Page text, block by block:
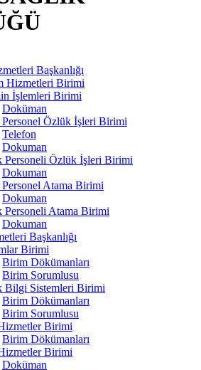
Başkanlığı
Hizmetleri Birimi
İşlemleri Birimi
Doküman
Özlük İşleri Birimi
Telefon
Dokuman
Personeli Özlük İşleri Birimi
Dokuman
Atama Birimi
Dokuman
Personeli Atama Birimi
Dokuman
Başkanlığı
Birimi
Birim Dökümanları
Birim Sorumlusu
Bilgi Sistemleri Birimi
Birim Dökümanları
Birim Sorumlusu
Birimi
Birim Dökümanları
Birimi
Doküman